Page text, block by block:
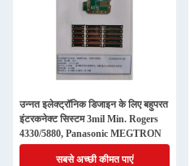
उन्नत इलेक्ट्रॉनिक डिजाइन के लिए बहुपरत
इंटरकनेक्ट सिस्टम 3mil Min. Rogers
4330/5880, Panasonic MEGTRON
सबसे अच्छी कीमत पाएं